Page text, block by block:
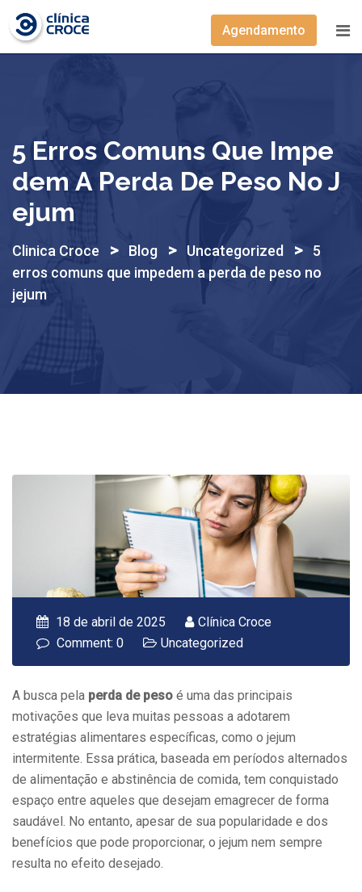
Skip
content
Agendamento
5 Erros Comuns Que Impe
Dem A Perda De Peso No J
Ejum
Clinica Croce > Blog > Uncategorized >
5
erros comuns que impedem a perda de peso no
jejum
18 de abril de 2025
Clínica Croce
Comment: 0
Uncategorized
A busca pela perda de peso é uma das principais
motivações que leva muitas pessoas a adotarem
estratégias alimentares específicas, como o jejum
intermitente. Essa prática, baseada em períodos alternados
de alimentação e abstinência de comida, tem conquistado
espaço entre aqueles que desejam emagrecer de forma
saudável. No entanto, apesar de sua popularidade e dos
benefícios que pode proporcionar, o jejum nem sempre
resulta no efeito desejado.